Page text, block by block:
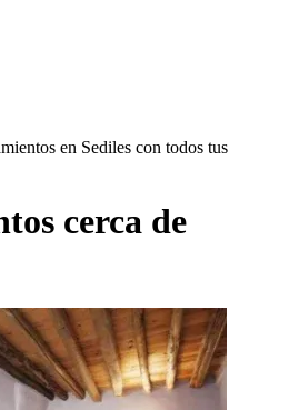
en Sediles con todos tus
cerca de